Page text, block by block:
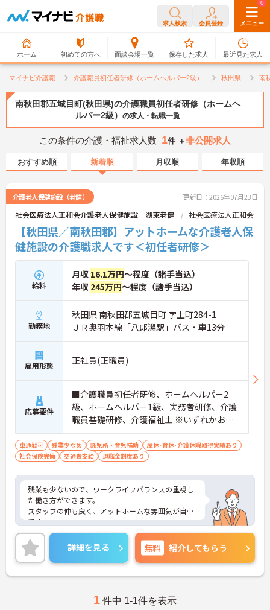
求人検索 会員登録 メニュー
ホーム 初めての方へ 面談会場一覧
0
保存した求人
0
最近見た求人
マイナビ介護職 介護職員初任者研修（ホームヘルパー2級） 秋田県 南
南秋田郡五城目町(秋田県)の介護職員初任者研修（ホームヘ
ルパー2級） の求人・転職一覧
この条件の介護・福祉求人数 1件 ＋非公開求人
おすすめ順 新着順 月収順 年収順
介護老人保健施設（老健） 更新日：2026年07月23日
社会医療法人正和会介護老人保健施設 湖東老健 社会医療法人正和会
【秋田県／南秋田郡】アットホームな介護老人保
健施設の介護職求人です＜初任者研修＞
給料
月収 16.1万円～程度（諸手当込）
年収 245万円～程度（諸手当込）
勤務地
秋田県 南秋田郡五城目町 字上町284-1
ＪＲ奥羽本線「八郎潟駅」バス・車13分
雇用形態 正社員(正職員)
応募要件
■介護職員初任者研修、ホームヘルパー2
級、ホームヘルパー1級、実務者研修、介護
職員基礎研修、介護福祉士 ※いずれかお持
ちの方
車通勤可 残業少なめ 託児所・育児補助
産休･育休･介護休暇取得実績あり
社会保険完備
交通費支給 退職金制度あり
残業も少ないので、ワークライフバランスの重視し
た働き方ができます。
スタッフの仲も良く、アットホームな雰囲気が自慢
です。
ご興味ある方には、面接対策ポイントなど、詳細を
お話しいたしますのでお気軽にご相談ください。
詳細を見る 無料 紹介してもらう
1 件中 1-1件を表示